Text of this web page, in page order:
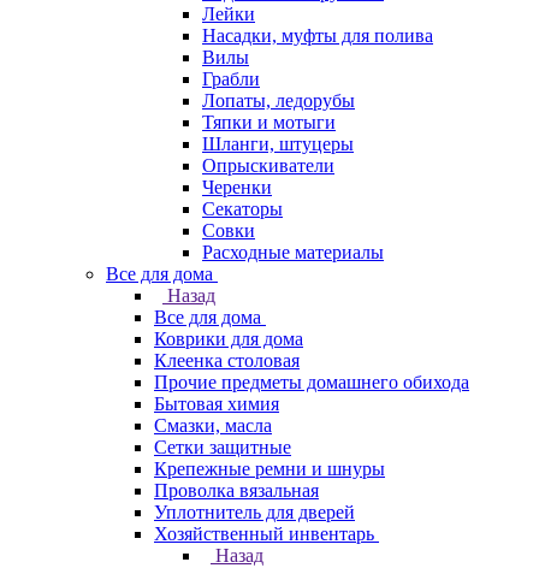
Лейки
Насадки, муфты для полива
Вилы
Грабли
Лопаты, ледорубы
Тяпки и мотыги
Шланги, штуцеры
Опрыскиватели
Черенки
Секаторы
Совки
Расходные материалы
Все для дома
Назад
Все для дома
Коврики для дома
Клеенка столовая
Прочие предметы домашнего обихода
Бытовая химия
Смазки, масла
Сетки защитные
Крепежные ремни и шнуры
Проволка вязальная
Уплотнитель для дверей
Хозяйственный инвентарь
Назад